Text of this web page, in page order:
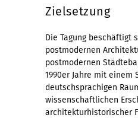
Zielsetzung
Die Tagung beschäftigt
postmodernen
postmodernen
1990er Jahre mit einem
deutschsprachigen
wissenschaftlichen
architekturhistorischer